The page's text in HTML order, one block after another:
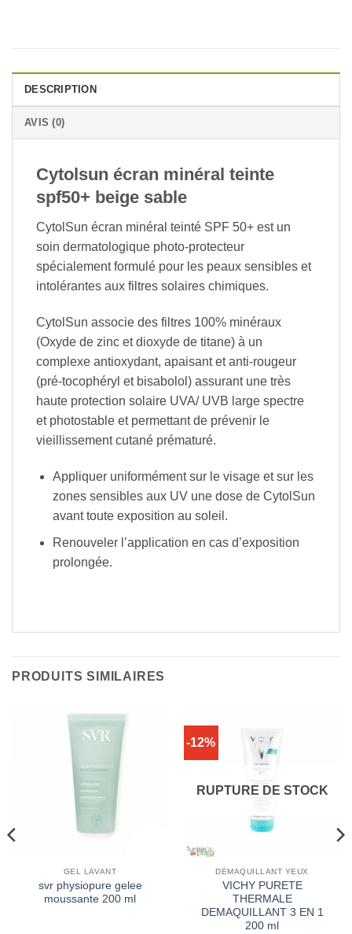
DESCRIPTION
AVIS (0)
Cytolsun écran minéral teinte
spf50+ beige sable
CytolSun écran minéral teinté SPF 50+ est un
soin dermatologique photo-protecteur
spécialement formulé pour les peaux sensibles et
intolérantes aux filtres solaires chimiques.
CytolSun associe des filtres 100% minéraux
(Oxyde de zinc et dioxyde de titane) à un
complexe antioxydant, apaisant et anti-rougeur
(pré-tocophéryl et bisabolol) assurant une très
haute protection solaire UVA/ UVB large spectre
et photostable et permettant de prévenir le
vieillissement cutané prématuré.
Appliquer uniformément sur le visage et sur les
zones sensibles aux UV une dose de CytolSun
avant toute exposition au soleil.
Renouveler l’application en cas d’exposition
prolongée.
PRODUITS SIMILAIRES
GEL LAVANT
svr physiopure gelee
moussante 200 ml
-12%
RUPTURE DE STOCK
DÉMAQUILLANT YEUX
VICHY PURETE
THERMALE
DEMAQUILLANT 3 EN 1
200 ml